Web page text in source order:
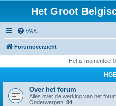
Het Groot
V&A
Forumoverzicht
Het is momenteel
Over het forum
Alles over de werking van het
Onderwerpen: 84